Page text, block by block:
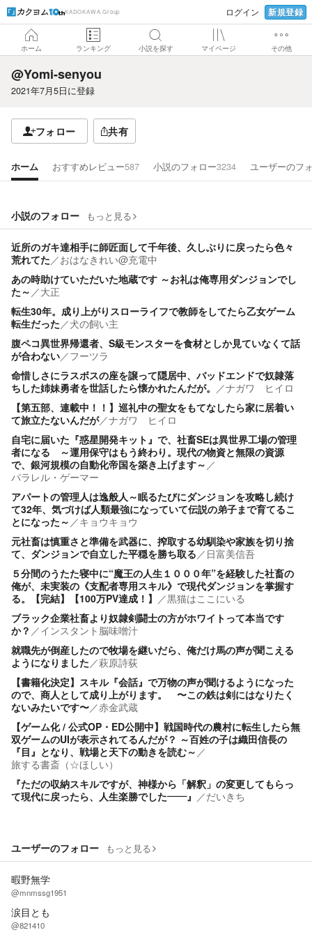
KADOKAWA Group ログイン 新規登録
ホーム ランキング 小説を探す マイページ その他
@Yomi-senyou
2021年7月5日に登録
フォロー 共有
ホーム おすすめレビュー587 小説のフォロー3234 ユーザーのフ
小説のフォロー もっと見る
近所のガキ達相手に師匠面して千年後、久しぶりに戻ったら色々
荒れてた／おはなきれい@充電中
あの時助けていただいた地蔵です ～お礼は俺専用ダンジョンでし
た～ ／大正
転生30年。成り上がりスローライフで教師をしてたら乙女ゲーム
転生だった／犬の飼い主
腹ペコ異世界帰還者、S級モンスターを食材としか見ていなくて話
が合わない／フーツラ
命惜しさにラスボスの座を譲って隠居中、バッドエンドで奴隷落
ちした姉妹勇者を世話したら懐かれたんだが。 ／ナガワ ヒイロ
【第五部、連載中！！】巡礼中の聖女をもてなしたら家に居着い
て旅立たないんだが／ナガワ ヒイロ
自宅に届いた『惑星開発キット』で、社畜SEは異世界工場の管理
者になる ～運用保守はもう終わり。現代の物資と無限の資源
で、銀河規模の自動化帝国を築き上げます～ ／
パラレル・ゲーマー
アパートの管理人は逸般人～眠るたびにダンジョンを攻略し続け
て32年、気づけば人類最強になっていて伝説の弟子まで育てるこ
とになった～ ／キョウキョウ
元社畜は慎重さと準備を武器に、搾取する幼馴染や家族を切り捨
て、ダンジョンで自立した平穏を勝ち取る／ 日富美信吾
５分間のうたた寝中に“魔王の人生１０００年”を経験した社畜の
俺が、未実装の《支配者専用スキル》で現代ダンジョンを掌握す
る。【完結】【100万PV達成！】 ／黒猫はここにいる
ブラック企業社畜より奴隷剣闘士の方がホワイトって本当です
か？ ／インスタント脳味噌汁
就職先が倒産したので牧場を継いだら、俺だけ馬の声が聞こえる
ようになりました／萩原詩荻
【書籍化決定】スキル『会話』で万物の声が聞けるようになった
ので、商人として成り上がります。 〜この鉄は剣にはなりたく
ないみたいです〜／赤金武蔵
【ゲーム化 / 公式OP・ED公開中】戦国時代の農村に転生したら無
双ゲームのUIが表示されてるんだが？ ～百姓の子は織田信長の
『目』となり、戦場と天下の動きを読む～ ／
旅する書斎（☆ほしい）
『ただの収納スキルですが、神様から「解釈」の変更してもらっ
て現代に戻ったら、人生楽勝でした――』 ／だいきち
ユーザーのフォロー もっと見る
暇野無学
@mnmssg1951
涙目とも
@821410